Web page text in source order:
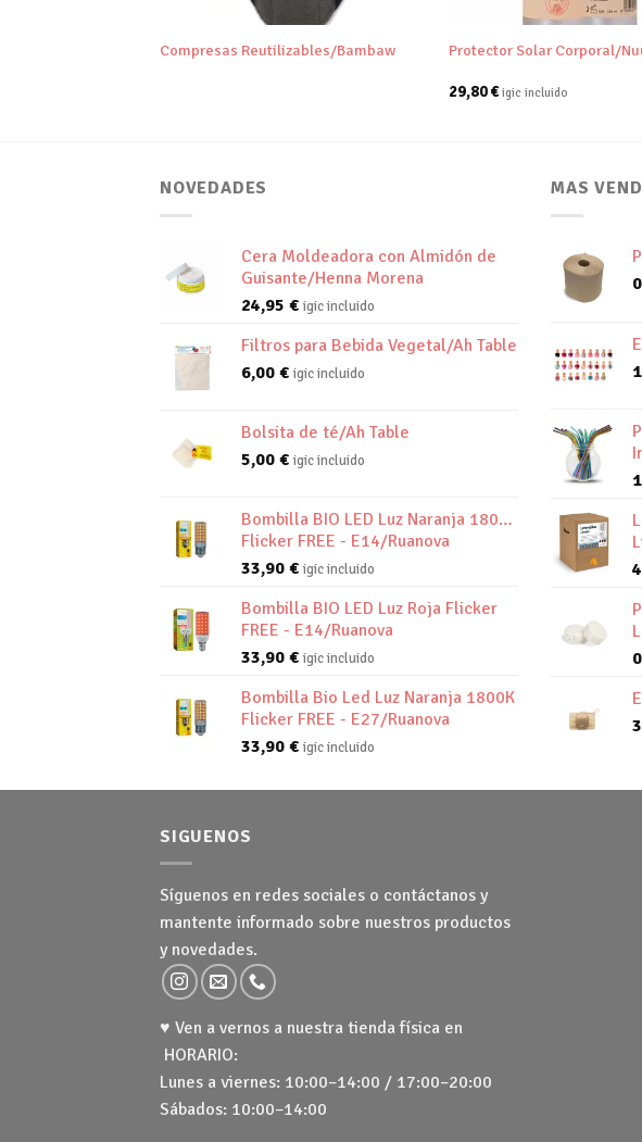
Compresas Reutilizables/Bambaw Protector Solar Corporal/
29,80€ igic incluido
NOVEDADES
Cera Moldeadora con Almidón de
Guisante/Henna Morena
24,95 € igic incluido
Filtros para Bebida Vegetal/Ah Table
6,00 € igic incluido
Bolsita de té/Ah Table
5,00 € igic incluido
Bombilla BIO LED Luz Naranja 1800K
Flicker FREE - E14/Ruanova
33,90 € igic incluido
Bombilla BIO LED Luz Roja Flicker
FREE - E14/Ruanova
33,90 € igic incluido
Bombilla Bio Led Luz Naranja 1800K
Flicker FREE - E27/Ruanova
33,90 € igic incluido
MAS
SIGUENOS
Síguenos en redes sociales o contáctanos y
mantente informado sobre nuestros productos
y novedades.
♥ Ven a vernos a nuestra tienda física en
HORARIO:
Lunes a viernes: 10:00–14:00 / 17:00–20:00
Sábados: 10:00–14:00